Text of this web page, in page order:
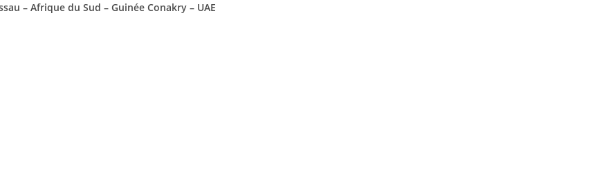
– Afrique du Sud – Guinée Conakry – UAE